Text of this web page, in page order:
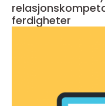
ferdigheter